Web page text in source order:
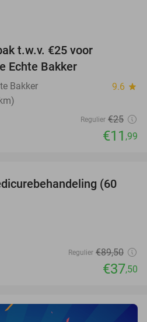
t.w.v. €25 voor
Echte Bakker
Bakker 9.6 star
Regulier €25
€11 ,99
58%
(60
Regulier €89,50
€37,50